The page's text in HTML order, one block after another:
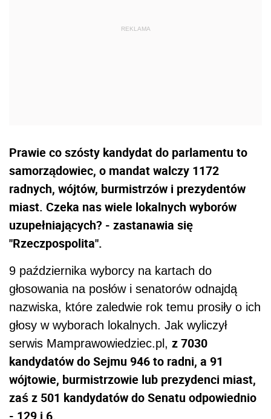
Prawie co szósty kandydat do parlamentu to
samorządowiec, o mandat walczy 1172
radnych, wójtów, burmistrzów i prezydentów
miast. Czeka nas wiele lokalnych wyborów
uzupełniających? - zastanawia się
"Rzeczpospolita".
9 października wyborcy na kartach do
głosowania na posłów i senatorów odnajdą
nazwiska, które zaledwie rok temu prosiły o ich
głosy w wyborach lokalnych. Jak wyliczył
serwis Mamprawowiedziec.pl, z 7030
kandydatów do Sejmu 946 to radni, a 91
wójtowie, burmistrzowie lub prezydenci miast,
zaś z 501 kandydatów do Senatu odpowiednio